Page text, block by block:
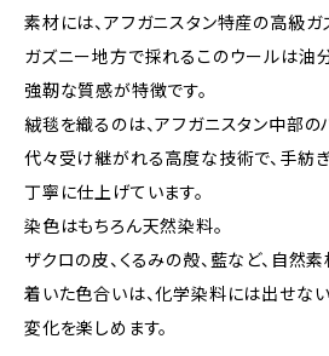
素材には、アフガニスタン特産の高級
ガズニー地方で採れるこのウールは油
強靭な質感が特徴です。
絨毯を織るのは、アフガニスタン中部の
代々受け継がれる高度な技術で、手紡
丁寧に仕上げています。
染色はもちろん天然染料。
ザクロの皮、くるみの殻、藍など、自然
着いた色合いは、化学染料には出せな
変化を楽しめます。